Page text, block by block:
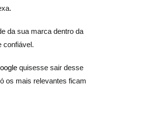
da sua marca dentro da
confiável.
quisesse sair desse
os mais relevantes ficam